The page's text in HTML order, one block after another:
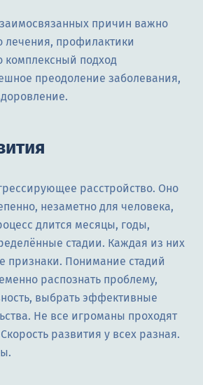
причин важно
лечения, профилактики
комплексный подход
преодоление заболевания,
расстройство. Оно
незаметно для человека,
длится месяцы, годы,
стадии. Каждая из них
признаки. Понимание стадий
распознать проблему,
выбрать эффективные
Не все игроманы проходят
развития у всех разная.